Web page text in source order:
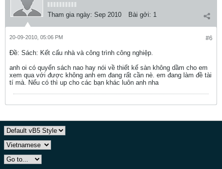
Tham gia ngày: Sep 2010 Bài gởi: 1
#6
20-09-2010, 05:06 PM
Ðề: Sách: Kết cấu nhà và công trình công nghiệp.
anh oi có quyển sách nao hay nói về thiết kế sàn không dầm cho em
xem qua với được không anh em đang rất cần nè. em đang làm đề tài
tí mà. Nếu có thì up cho các bạn khác luôn anh nha